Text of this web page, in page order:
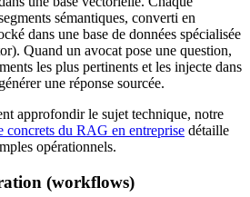
sémantiques, converti en
dans une base de données spécialisée
Quand un avocat pose une question,
les plus pertinents et les injecte dans
une réponse sourcée.
approfondir le sujet technique, notre
concrets du RAG en entreprise détaille
opérationnels.
(workflows)